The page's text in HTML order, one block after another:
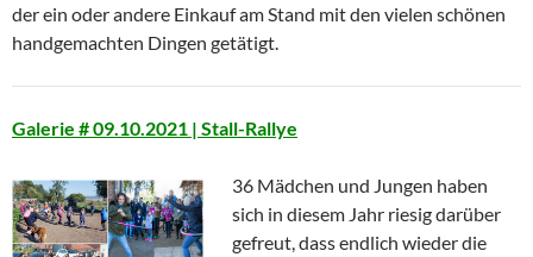
der ein oder andere Einkauf am Stand mit den vielen schönen
handgemachten Dingen getätigt.
Galerie # 09.10.2021 | Stall-Rallye
36 Mädchen und Jungen haben
sich in diesem Jahr riesig darüber
gefreut, dass endlich wieder die